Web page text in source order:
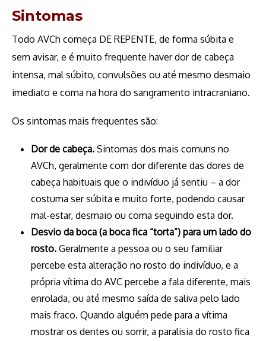
Sintomas
Todo AVCh começa DE REPENTE, de forma súbita e
sem avisar, e é muito frequente haver dor de cabeça
intensa, mal súbito, convulsões ou até mesmo desmaio
imediato e coma na hora do sangramento intracraniano.
Os sintomas mais frequentes são:
Dor de cabeça. Sintomas dos mais comuns no
AVCh, geralmente com dor diferente das dores de
cabeça habituais que o indivíduo já sentiu – a dor
costuma ser súbita e muito forte, podendo causar
mal-estar, desmaio ou coma seguindo esta dor.
Desvio da boca (a boca fica “torta”) para um lado do
rosto. Geralmente a pessoa ou o seu familiar
percebe esta alteração no rosto do indivíduo, e a
própria vítima do AVC percebe a fala diferente, mais
enrolada, ou até mesmo saída de saliva pelo lado
mais fraco. Quando alguém pede para a vítima
mostrar os dentes ou sorrir, a paralisia do rosto fica